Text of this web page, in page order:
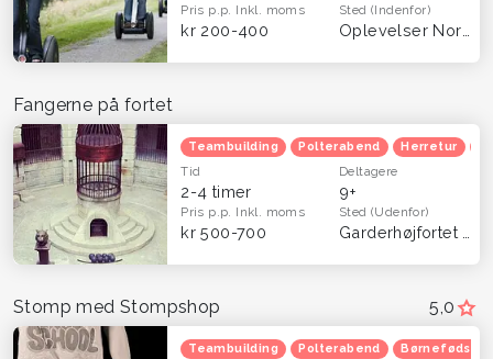
Pris p.p. Inkl. moms
kr 200-400
Sted(Indenfor)
Fangerne på fortet
Teambuilding Polterabend Herretur
Tid
2-4 timer
Deltagere
9+
Pris p.p. Inkl. moms
kr 500-700
Sted(Udenfor)
5,0
Stomp med Stompshop
Teambuilding Polterabend